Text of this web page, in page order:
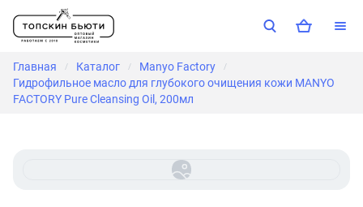
Главная / Каталог / Manyo Factory /
Гидрофильное масло для глубокого очищения кожи MANYO
FACTORY Pure Cleansing Oil, 200мл